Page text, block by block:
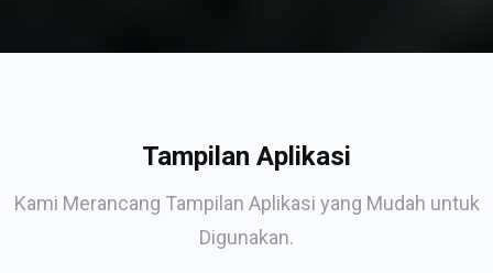
Tampilan Aplikasi
Kami Merancang Tampilan Aplikasi yang Mudah untuk
Digunakan.